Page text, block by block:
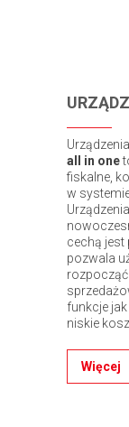
all in one
fiskalne,
w
cechą jest
pozwala
funkcje
niskie
Więcej